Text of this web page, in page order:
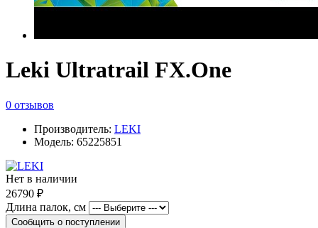
Leki Ultratrail FX.One
0 отзывов
Производитель: LEKI
Модель: 65225851
Нет в наличии
26790 ₽
Длина палок, см
Сообщить о поступлении